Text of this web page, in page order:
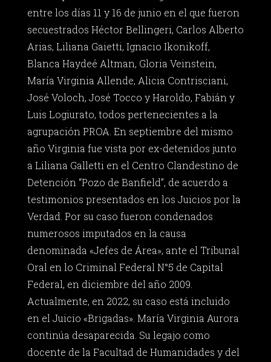
entre los días 11 y 16 de junio en el que fueron
secuestrados Héctor Bellingeri, Carlos Alberto
Arias, Liliana Gaietti, Ignacio Ikonikoff,
Blanca Haydeé Altman, Gloria Veinstein,
María Virginia Allende, Alicia Contrisciani,
José Voloch, José Tocco y Haroldo, Fabián y
Luis Logiurato, todos pertenecientes a la
agrupación PROA. En septiembre del mismo
año Virginia fue vista por ex-detenidos junto
a Liliana Galletti en el Centro Clandestino de
Detención “Pozo de Banfield”, de acuerdo a
testimonios presentados en los Juicios por la
Verdad. Por su caso fueron condenados
numerosos imputados en la causa
denominada «Jefes de Área», ante el Tribunal
Oral en lo Criminal Federal N°5 de Capital
Federal, en diciembre del año 2009.
Actualmente, en 2022, su caso está incluido
en el Juicio «Brigadas». María Virginia Aurora
continúa desaparecida. Su legajo como
docente de la Facultad de Humanidades y del